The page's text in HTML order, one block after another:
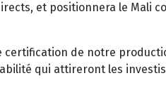
et positionnera le Mali
de notre
qui attireront les